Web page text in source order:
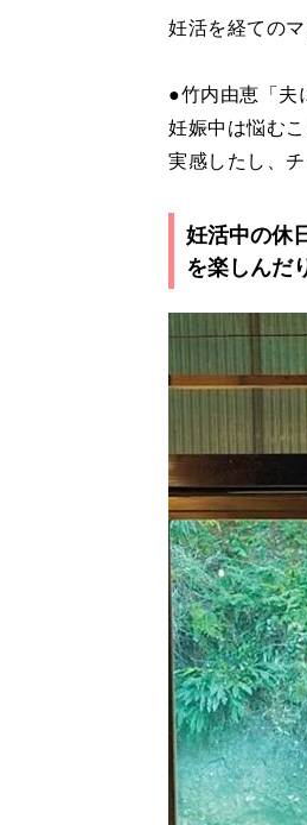
妊活を経ての
●竹内由恵「夫
妊娠中は悩む
実感したし、
妊活中の休
を楽しんだ